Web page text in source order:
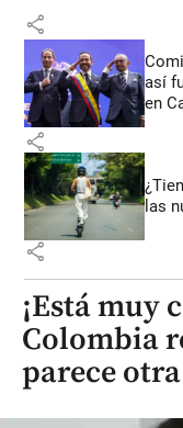
share
así
en
share
las
share
¡Está muy
Colombia
parece otra